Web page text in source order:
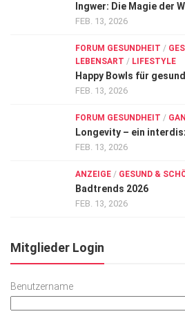
Ingwer: Die Magie der
FEB. 13, 2026
FORUM GESUNDHEIT /
LEBENSART / LIFESTYLE
Happy Bowls für
FEB. 13, 2026
FORUM GESUNDHEIT /
Longevity – ein
FEB. 13, 2026
ANZEIGE / GESUND &
Badtrends 2026
FEB. 13, 2026
Mitglieder Login
Benutzername